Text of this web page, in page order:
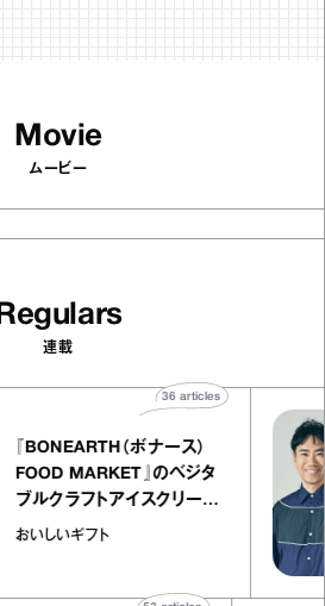
Movie
ムービー
Regulars
連載
『BONEARTH（ボナース）
FOOD MARKET』のベジタ
ブルクラフトアイスクリーム
｜真野知子の「おいしいギフ
おいしいギフト
36articles